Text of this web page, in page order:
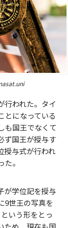
行われた。タイ
とになっている
も国王でなくて
ず国王が授与す
授与式が行われ
。
が学位記を授与
9世王の写真を
いう形をとっ